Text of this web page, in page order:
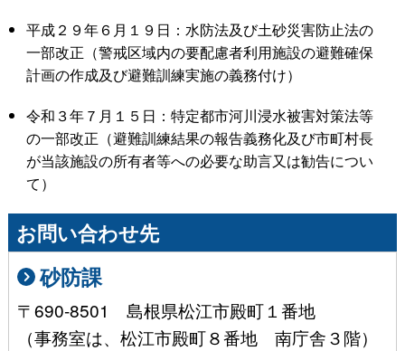
平成２９年６月１９日：水防法及び土砂災害防止法の
一部改正（警戒区域内の要配慮者利用施設の避難確保
計画の作成及び避難訓練実施の義務付け）
令和３年７月１５日：特定都市河川浸水被害対策法等
の一部改正（避難訓練結果の報告義務化及び市町村長
が当該施設の所有者等への必要な助言又は勧告につい
て）
お問い合わせ先
砂防課
〒690-8501 島根県松江市殿町１番地
（事務室は、松江市殿町８番地 南庁舎３階）